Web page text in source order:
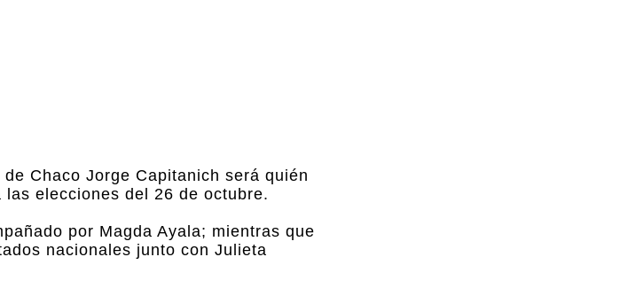
Chaco Jorge Capitanich será quién
elecciones del 26 de octubre.
por Magda Ayala; mientras que
nacionales junto con Julieta